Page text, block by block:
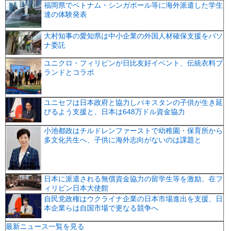
福岡県でベトナム・シンガポール等に海外派遣した学生
達の体験発表
大村知事の愛知県は中小企業の外国人材確保支援をパソ
ナ委託
ユニクロ・フィリピンが日比友好イベント、伝統衣料ブ
ランドとコラボ
ユニセフは日本政府と協力しパキスタンの子供が生き延
びるよう支援と、日本は648万ドル資金協力
小池都政はチルドレンファーストで幼稚園・保育所から
多文化共生へ、子供に海外志向がないのは課題と
日本に派遣される無償資金協力の留学生等を激励、在フ
ィリピン日本大使館
自民党政権はウクライナ企業の日本市場進出を支援、日
本企業らは自国市場で更なる競争へ
最新ニュース一覧を見る